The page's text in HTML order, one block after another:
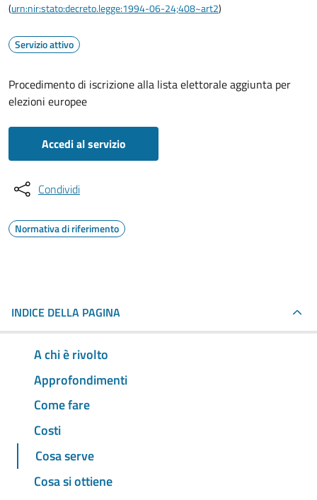
(urn:nir:stato:decreto.legge:1994-06-24;408~art2)
Servizio attivo
Procedimento di iscrizione alla lista elettorale aggiunta per
elezioni europee
Accedi al servizio
Condividi
Normativa di riferimento
INDICE DELLA PAGINA
A chi è rivolto
Approfondimenti
Come fare
Costi
Cosa serve
Cosa si ottiene